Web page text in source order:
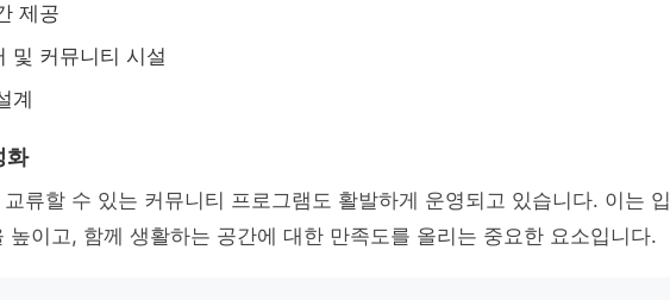
제공
및 커뮤니티 시설
계
화
류할 수 있는 커뮤니티 프로그램도 활발하게 운영되고 있습니다. 이는 입
높이고, 함께 생활하는 공간에 대한 만족도를 올리는 중요한 요소입니다.